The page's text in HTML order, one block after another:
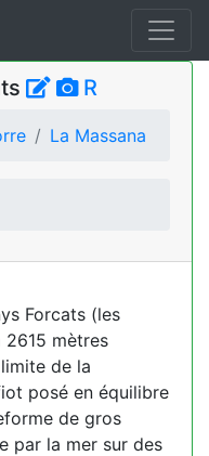
R
La Massana
Forcats (les
mètres
de la
posé en équilibre
de gros
par la mer sur des